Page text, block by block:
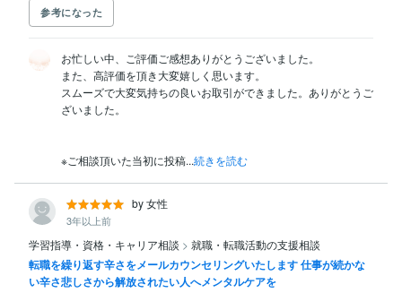
参考になった
お忙しい中、ご評価ご感想ありがとうございました。
また、高評価を頂き大変嬉しく思います。
スムーズで大変気持ちの良いお取引ができました。ありがとうご
ざいました。
※ご相談頂いた当初に投稿...続きを読む
by 女性
3年以上前
学習指導・資格・キャリア相談 > 就職・転職活動の支援相談
転職を繰り返す辛さをメールカウンセリングいたします 仕事が続かな
い辛さ悲しさから解放されたい人へメンタルケアを